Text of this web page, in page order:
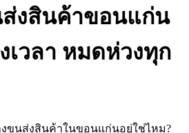
ส่งสินค้าขอนแก่น
เวลา หมดห่วงทุก
ขนส่งสินค้าในขอนแก่นอยู่ใช่ไหม?